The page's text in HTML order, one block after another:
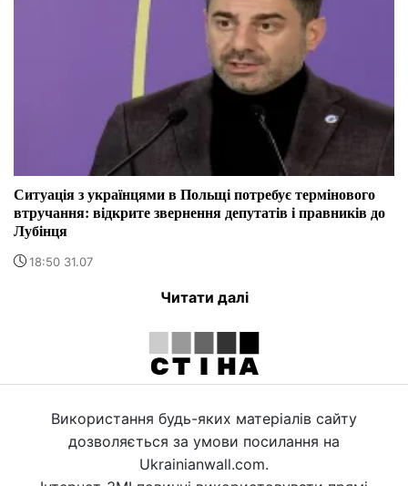
Ситуація з українцями в Польщі потребує термінового
втручання: відкрите звернення депутатів і правників до
Лубінця
18:50 31.07
Читати далі
Використання будь-яких матеріалів сайту
дозволяється за умови посилання на
Ukrainianwall.com.